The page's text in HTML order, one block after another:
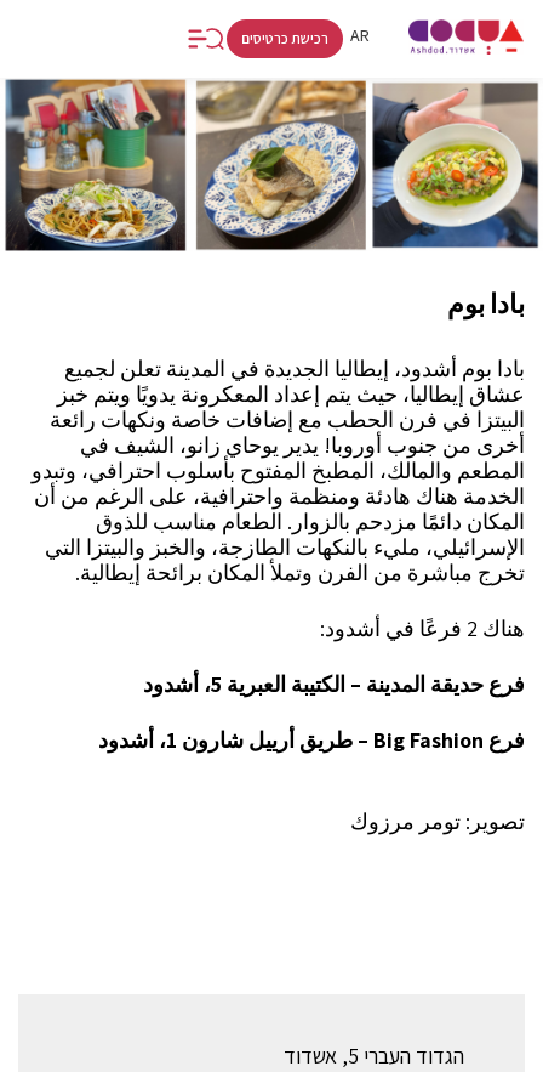
AR
HE
רכישת כרטיסים
بادا بوم
بادا بوم أشدود، إيطاليا الجديدة في المدينة تعلن لجميع
عشاق إيطاليا، حيث يتم إعداد المعكرونة يدويًا ويتم خبز
البيتزا في فرن الحطب مع إضافات خاصة ونكهات رائعة
أخرى من جنوب أوروبا! يدير يوحاي زانو، الشيف في
المطعم والمالك، المطبخ المفتوح بأسلوب احترافي، وتبدو
الخدمة هناك هادئة ومنظمة واحترافية، على الرغم من أن
المكان دائمًا مزدحم بالزوار. الطعام مناسب للذوق
الإسرائيلي، مليء بالنكهات الطازجة، والخبز والبيتزا التي
تخرج مباشرة من الفرن وتملأ المكان برائحة إيطالية.
هناك 2 فرعًا في أشدود:
فرع حديقة المدينة – الكتيبة العبرية 5، أشدود
فرع Big Fashion – طريق أرييل شارون 1، أشدود
تصوير: تومر مرزوك
הגדוד העברי 5, אשדוד